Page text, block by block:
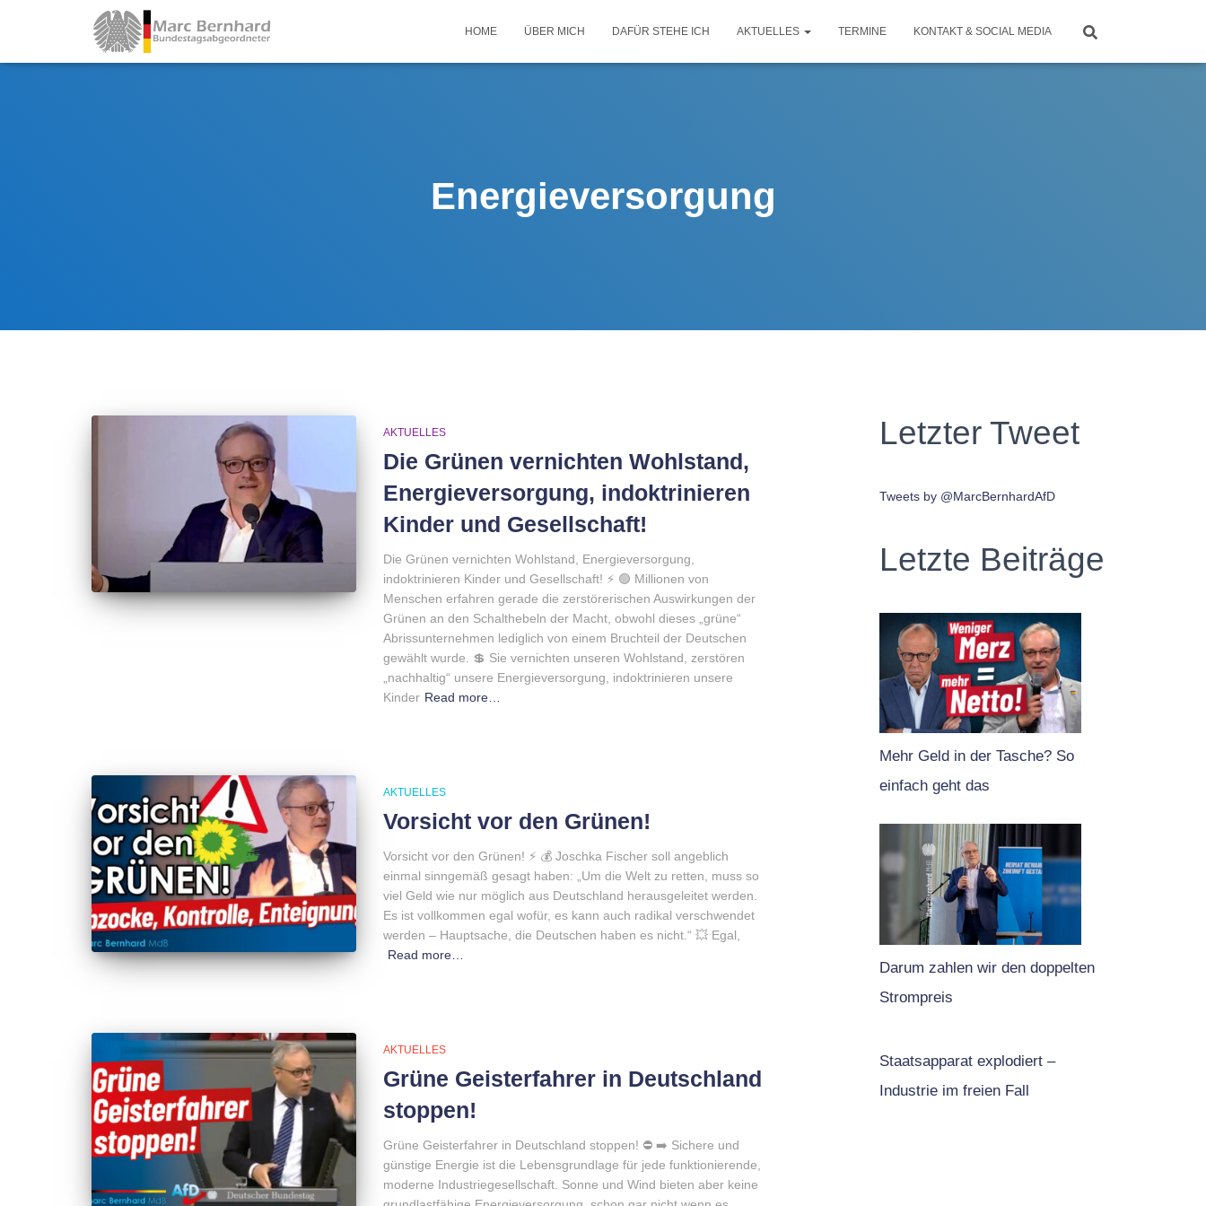
HOME ÜBER MICH DAFÜR STEHE ICH AKTUELLES TERMINE KONTAKT & SOCIAL MEDIA
Energieversorgung
AKTUELLES
Die Grünen vernichten Wohlstand,
Energieversorgung, indoktrinieren
Kinder und Gesellschaft!
Die Grünen vernichten Wohlstand, Energieversorgung,
indoktrinieren Kinder und Gesellschaft! ⚡️ 🟢 Millionen von
Menschen erfahren gerade die zerstörerischen Auswirkungen der
Grünen an den Schalthebeln der Macht, obwohl dieses „grüne“
Abrissunternehmen lediglich von einem Bruchteil der Deutschen
gewählt wurde. 💲 Sie vernichten unseren Wohlstand, zerstören
„nachhaltig“ unsere Energieversorgung, indoktrinieren unsere
Kinder Read more…
AKTUELLES
Vorsicht vor den Grünen!
Vorsicht vor den Grünen! ⚡️ 💰 Joschka Fischer soll angeblich
einmal sinngemäß gesagt haben: „Um die Welt zu retten, muss so
viel Geld wie nur möglich aus Deutschland herausgeleitet werden.
Es ist vollkommen egal wofür, es kann auch radikal verschwendet
werden – Hauptsache, die Deutschen haben es nicht.“ 💥 Egal,
Read more…
AKTUELLES
Grüne Geisterfahrer in Deutschland
stoppen!
Grüne Geisterfahrer in Deutschland stoppen! ⛔ ➡️ Sichere und
günstige Energie ist die Lebensgrundlage für jede funktionierende,
moderne Industriegesellschaft. Sonne und Wind bieten aber keine
Letzter Tweet
Tweets by @MarcBernhardAfD
Letzte Beiträge
Mehr Geld in der Tasche? So
einfach geht das
Darum zahlen wir den doppelten
Strompreis
Staatsapparat explodiert –
Industrie im freien Fall